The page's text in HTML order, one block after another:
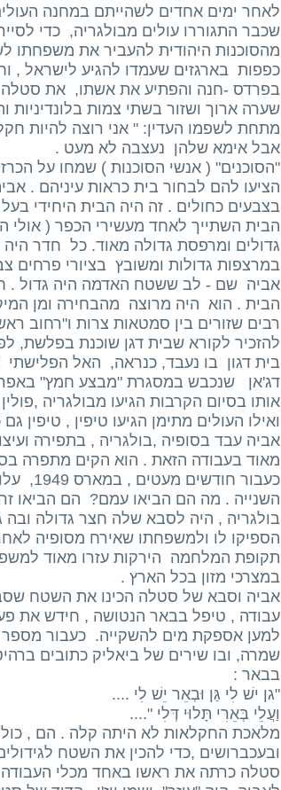
לאחר ימים אחדים לשהייתם במחנה
שכבר התגוררו עולים מבולגריה, כדי
מהסוכנות היהודית להעביר את משפחתו
כפפות בארגזים שעמדו להגיע לישראל ,
בפרדס -חנה והפתיע את אשתו, את סטלה
מתחת לשפמו העדין: " אני רוצה להיות
אבל אימא שלהן נעצבה לא מעט .
"הסוכנים" ( אנשי הסוכנות ) שמחו על
הציעו להם לבחור בית כראות עיניהם .
בצבעים כחולים . זה היה הבית היחידי
במרצפות גדולות ומשובץ בציורי פרחים
אביה שם - לב ששטח האדמה היה גדול .
הבית . הוא היה מרוצה מהבחירה ומן
רבים שזורים בין סמטאות צרות ו"רחוב
להזכיר לקורא שבית דגן שוכנת בפלשת,
בית דגון בו נעבד, כנראה, האל
ואילו העולים מתימן הגיעו טיפין , טיפין
אביה עבד בסופיה ,בולגריה , בתפירה
מאוד בעבודה הזאת . הוא הקים מתפרה
כעבור
השנייה . מה הם הביאו עמם? הם הביאו
בולגריה , היה לסבא שלה חצר גדולה ובה
הספיקו לו ולמשפחתו שאירח מסופיה
תקופת המלחמה הירקות עזרו מאוד
במצרכי מזון בכל הארץ .
אביה וסבא של סטלה הכינו את השטח
עבודה , טיפל בבאר הנטושה , חידש את
למען אספקת מים להשקייה. כעבור
שמרה, ובו שירים של ביאליק כתובים
בבאר :
"גן ישׁ לִי גַּן וּבְאֵר יֵשׁ לִי ....
וַעֲלֵי בְּאֵרִי תָּלוּי דְּלִי "....
מלאכת החקלאות לא היתה קלה . הם ,
ובעכברושים ,כדי להכין את השטח
סטלה כרתה את ראשו באחד מכלי